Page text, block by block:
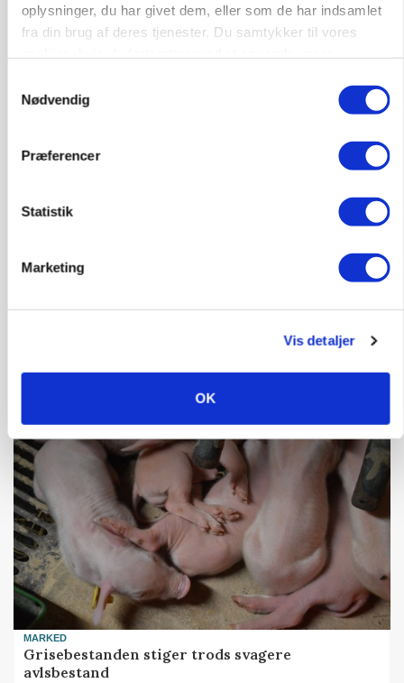
oplysninger, du har givet dem, eller som de har indsamlet
fra din brug af deres tjenester. Du samtykker til vores
Nødvendig
Præferencer
Statistik
Marketing
Vis detaljer
OK
KVÆG
Snart kan man søge tilskud til naturprojekter
Før såmaskinen kører: Her er efterårets største
MARKED
Grisebestanden stiger trods svagere
avlsbestand